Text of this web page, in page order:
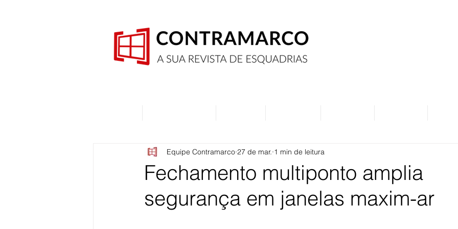
Fechamento multiponto amplia
segurança em janelas maxim-ar
Equipe Contramarco 27 de mar. 1 min de leitura